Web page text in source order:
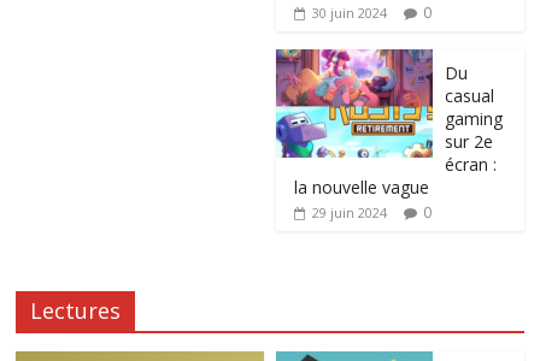
30 juin 2024 0
Du
casual
gaming
sur 2e
écran :
la nouvelle vague
29 juin 2024 0
Lectures